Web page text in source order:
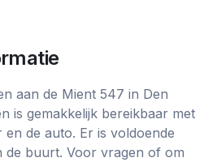
aan de Mient 547 in Den
is gemakkelijk bereikbaar met
de auto. Er is voldoende
de buurt. Voor vragen of om